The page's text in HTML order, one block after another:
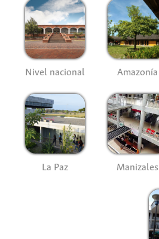
Nivel nacional Amazonía
La Paz Manizales